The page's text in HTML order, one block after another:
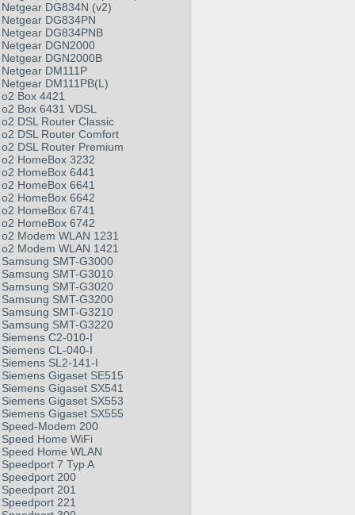
Netgear DG834N (v2)
Netgear DG834PN
Netgear DG834PNB
Netgear DGN2000
Netgear DGN2000B
Netgear DM111P
Netgear DM111PB(L)
o2 Box 4421
o2 Box 6431 VDSL
o2 DSL Router Classic
o2 DSL Router Comfort
o2 DSL Router Premium
o2 HomeBox 3232
o2 HomeBox 6441
o2 HomeBox 6641
o2 HomeBox 6642
o2 HomeBox 6741
o2 HomeBox 6742
o2 Modem WLAN 1231
o2 Modem WLAN 1421
Samsung SMT-G3000
Samsung SMT-G3010
Samsung SMT-G3020
Samsung SMT-G3200
Samsung SMT-G3210
Samsung SMT-G3220
Siemens C2-010-I
Siemens CL-040-I
Siemens SL2-141-I
Siemens Gigaset SE515
Siemens Gigaset SX541
Siemens Gigaset SX553
Siemens Gigaset SX555
Speed-Modem 200
Speed Home WiFi
Speed Home WLAN
Speedport 7 Typ A
Speedport 200
Speedport 201
Speedport 221